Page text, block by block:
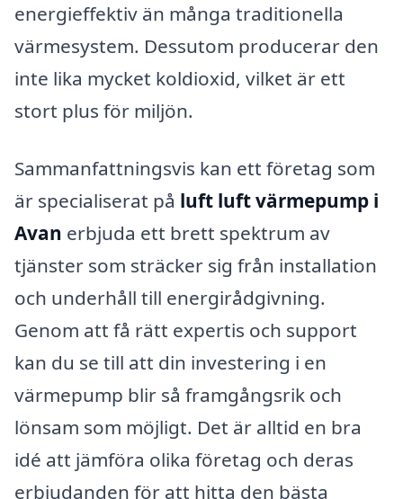
energieffektiv än många traditionella
värmesystem. Dessutom producerar den
inte lika mycket koldioxid, vilket är ett
stort plus för miljön.
Sammanfattningsvis kan ett företag som
är specialiserat på luft luft värmepump i
Avan erbjuda ett brett spektrum av
tjänster som sträcker sig från installation
och underhåll till energirådgivning.
Genom att få rätt expertis och support
kan du se till att din investering i en
värmepump blir så framgångsrik och
lönsam som möjligt. Det är alltid en bra
idé att jämföra olika företag och deras
erbjudanden för att hitta den bästa